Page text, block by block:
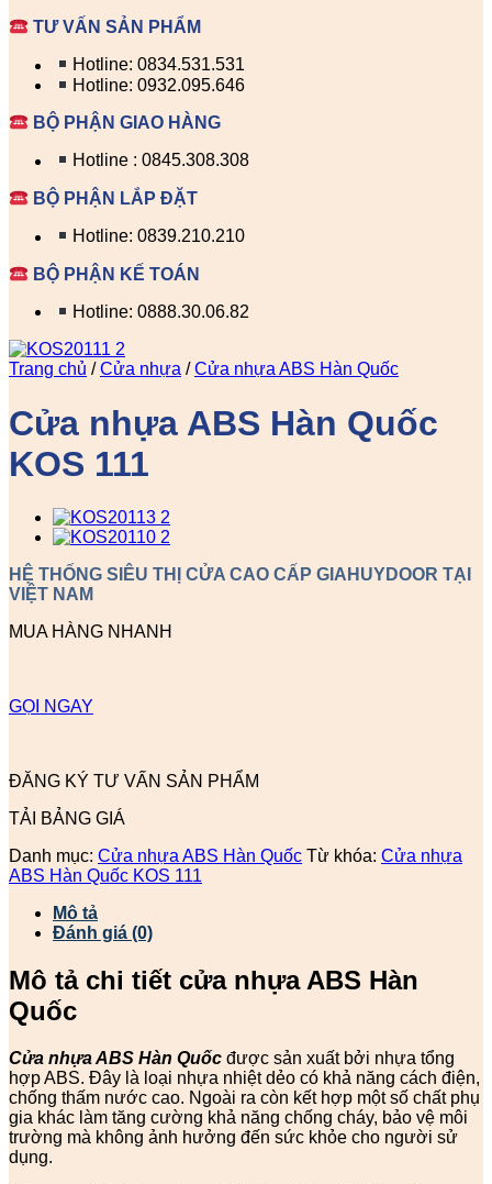
TƯ VẤN SẢN PHẨM
Hotline: 0834.531.531
Hotline: 0932.095.646
BỘ PHẬN GIAO HÀNG
Hotline : 0845.308.308
BỘ PHẬN LẮP ĐẶT
Hotline: 0839.210.210
BỘ PHẬN KẾ TOÁN
Hotline: 0888.30.06.82
Trang chủ / Cửa nhựa / Cửa nhựa ABS Hàn Quốc
Cửa nhựa ABS Hàn Quốc
KOS 111
HỆ THỐNG SIÊU THỊ CỬA CAO CẤP GIAHUYDOOR TẠI
VIỆT NAM
MUA HÀNG NHANH
GỌI NGAY
ĐĂNG KÝ TƯ VẤN SẢN PHẨM
TẢI BẢNG GIÁ
Danh mục: Cửa nhựa ABS Hàn Quốc Từ khóa: Cửa nhựa
ABS Hàn Quốc KOS 111
Mô tả
Đánh giá (0)
Mô tả chi tiết cửa nhựa ABS Hàn
Quốc
Cửa nhựa ABS Hàn Quốc được sản xuất bởi nhựa tổng
hợp ABS. Đây là loại nhựa nhiệt dẻo có khả năng cách điện,
chống thấm nước cao. Ngoài ra còn kết hợp một số chất phụ
gia khác làm tăng cường khả năng chống cháy, bảo vệ môi
trường mà không ảnh hưởng đến sức khỏe cho người sử
dụng.